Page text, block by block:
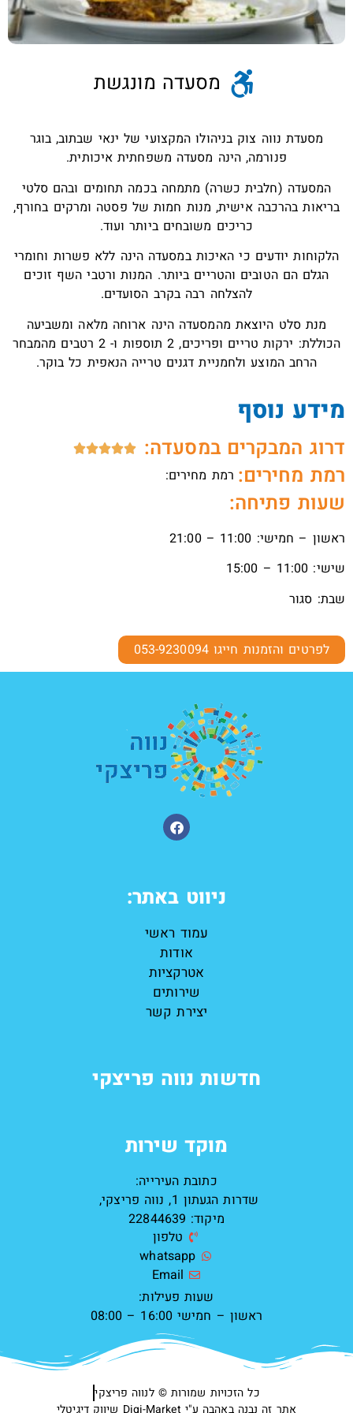
מסעדת נווה צוק בניהולו המקצועי של ינאי שבתוב, בוגר
פנורמה, הינה מסעדה משפחתית איכותית.
המסעדה (חלבית כשרה) מתמחה בכמה תחומים ובהם סלטי
בריאות בהרכבה אישית, מנות חמות של פסטה ומרקים בחורף,
כריכים משובחים ביותר ועוד.
הלקוחות יודעים כי האיכות במסעדה הינה ללא פשרות וחומרי
הגלם הם הטובים והטריים ביותר. המנות ורטבי השף זוכים
להצלחה רבה בקרב הסועדים.
מנת סלט היוצאת מהמסעדה הינה ארוחה מלאה ומשביעה
הכוללת: ירקות טריים ופריכים, 2 תוספות ו- 2 רטבים מהמבחר
הרחב המוצע ולחמניית דגנים טרייה הנאפית כל בוקר.
מידע נוסף
דרוג המבקרים במסעדה: 




רמת מחירים: רמת מחירים:
שעות פתיחה:
ראשון – חמישי: 11:00 – 21:00
שישי: 11:00 – 15:00
שבת: סגור
לפרטים והזמנות חייגו 053-9230094
מסעדה מונגשת
ניווט באתר:
עמוד ראשי
אודות
אטרקציות
שירותים
יצירת קשר
חדשות נווה פריצקי
מוקד שירות
כתובת העירייה:
שדרות הגעתון 1, נווה פריצקי,
מיקוד: 22844639
טלפון
whatsapp
Email
שעות פעילות:
ראשון – חמישי 16:00 – 08:00
כל הזכויות שמורות ©️ לנווה פריצקי
אתר זה נבנה באהבה ע"י Digi-Market שיווק דיגיטלי